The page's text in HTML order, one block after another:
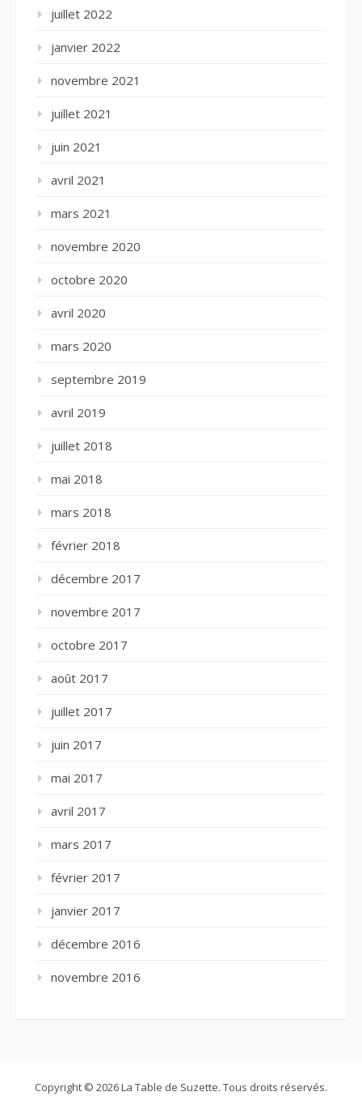
juillet 2022
janvier 2022
novembre 2021
juillet 2021
juin 2021
avril 2021
mars 2021
novembre 2020
octobre 2020
avril 2020
mars 2020
septembre 2019
avril 2019
juillet 2018
mai 2018
mars 2018
février 2018
décembre 2017
novembre 2017
octobre 2017
août 2017
juillet 2017
juin 2017
mai 2017
avril 2017
mars 2017
février 2017
janvier 2017
décembre 2016
novembre 2016
Copyright © 2026 La Table de Suzette. Tous droits réservés.